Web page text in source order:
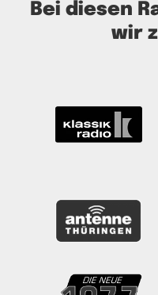
Bei diesen
wir